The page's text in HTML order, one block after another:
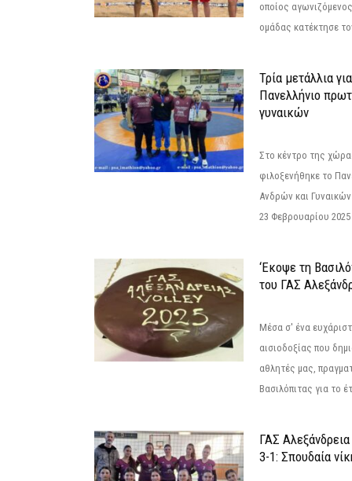
οποίος
ομάδας κατέκτησε
Τρία μετάλλια
Πανελλήνιο
γυναικών
Στο κέντρο της
φιλοξενήθηκε το
Ανδρών και
23 Φεβρουαρίου
‘Εκοψε τη
του ΓΑΣ
Μέσα σ' ένα
αισιοδοξίας που
αθλητές μας,
Βασιλόπιτας για το
ΓΑΣ
3-1: Σπουδαία